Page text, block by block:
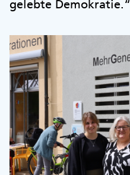
gelebte Demokratie.“